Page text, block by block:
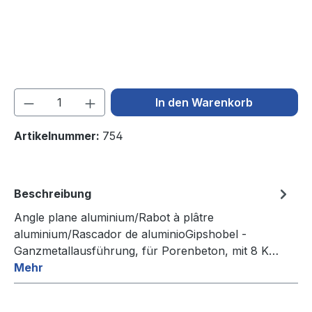
Produkt Anzahl: Gib denIn den Warenkorb
Artikelnummer: 754
Beschreibung
Angle plane aluminium/Rabot à plâtre
aluminium/Rascador de aluminioGipshobel -
Ganzmetallausführung, für Porenbeton, mit 8 K…
Mehr